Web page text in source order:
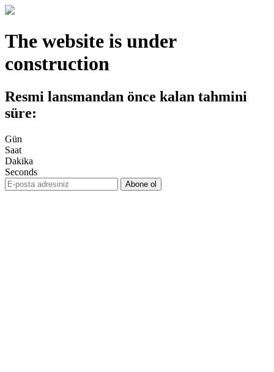
The website is under
construction
Resmi lansmandan önce kalan tahmini
süre:
Gün
Saat
Dakika
Seconds